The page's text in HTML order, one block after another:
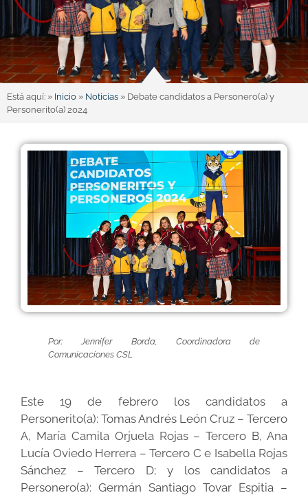
Está aquí: » Inicio » Noticias » Debate candidatos a Personero(a) y
Personerito(a) 2024
Por: Jennifer Borda, Coordinadora de
Comunicaciones CSL
Este 19 de febrero los candidatos a
Personerito(a): Tomas Andrés León Cruz – Tercero
A, María Camila Orjuela Rojas – Tercero B, Ana
Lucía Oviedo Herrera – Tercero C e Isabella Rojas
Sánchez – Tercero D; y los candidatos a
Personero(a): Germán Santiago Tovar Espitia –